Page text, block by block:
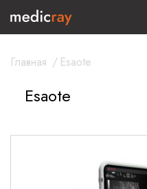
Главная / Esaote
Esaote